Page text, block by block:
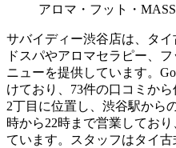
サバイディー渋谷店は、タ
ドスパやアロマセラピー、
ニューを提供しています。
けており、73件の口コミか
2丁目に位置し、渋谷駅から
時から22時まで営業してお
ています。スタッフはタイ